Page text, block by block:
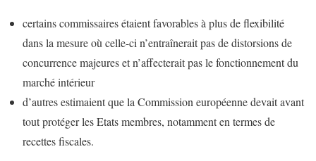
certains commissaires étaient favorables à plus de flexibilité
dans la mesure où celle-ci n’entraînerait pas de distorsions de
concurrence majeures et n’affecterait pas le fonctionnement du
marché intérieur
d’autres estimaient que la Commission européenne devait avant
tout protéger les Etats membres, notamment en termes de
recettes fiscales.